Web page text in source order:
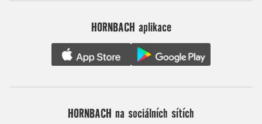
HORNBACH aplikace
HORNBACH na sociálních sítích